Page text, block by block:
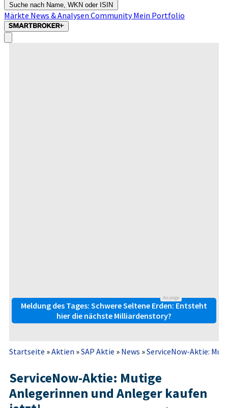
Suche nach Name, WKN oder ISIN
Märkte News & Analysen CommunityMein Portfolio
Anzeige
Meldung des Tages: Schwere Seltene Erden: Entsteht
hier die nächste Milliardenstory?
Startseite »Aktien »SAP Aktie » News »ServiceNow-Aktie:
ServiceNow-Aktie: Mutige
Anlegerinnen und Anleger kaufen